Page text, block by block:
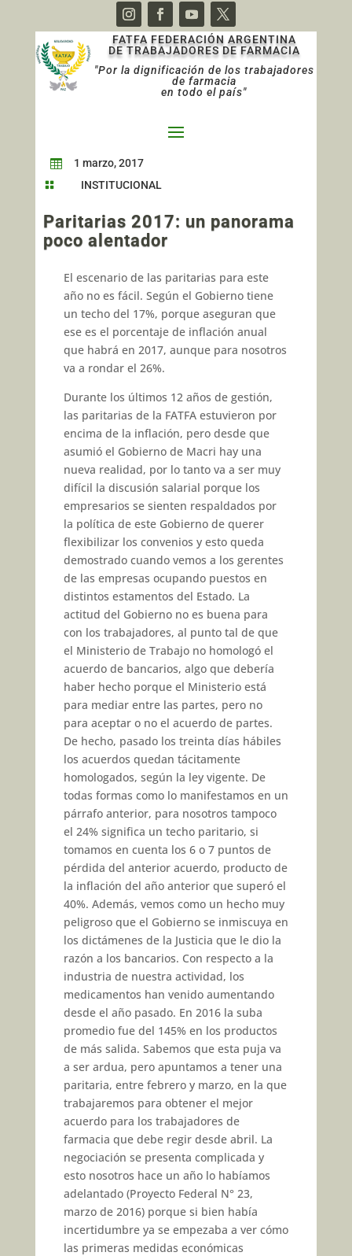
FATFA FEDERACIÓN ARGENTINA
DE TRABAJADORES DE FARMACIA
"Por la dignificación de los trabajadores
de farmacia
en todo el país"
 1 marzo, 2017
 INSTITUCIONAL
Paritarias 2017: un panorama
poco alentador
El escenario de las paritarias para este
año no es fácil. Según el Gobierno tiene
un techo del 17%, porque aseguran que
ese es el porcentaje de inflación anual
que habrá en 2017, aunque para nosotros
va a rondar el 26%.
Durante los últimos 12 años de gestión,
las paritarias de la FATFA estuvieron por
encima de la inflación, pero desde que
asumió el Gobierno de Macri hay una
nueva realidad, por lo tanto va a ser muy
difícil la discusión salarial porque los
empresarios se sienten respaldados por
la política de este Gobierno de querer
flexibilizar los convenios y esto queda
demostrado cuando vemos a los gerentes
de las empresas ocupando puestos en
distintos estamentos del Estado. La
actitud del Gobierno no es buena para
con los trabajadores, al punto tal de que
el Ministerio de Trabajo no homologó el
acuerdo de bancarios, algo que debería
haber hecho porque el Ministerio está
para mediar entre las partes, pero no
para aceptar o no el acuerdo de partes.
De hecho, pasado los treinta días hábiles
los acuerdos quedan tácitamente
homologados, según la ley vigente. De
todas formas como lo manifestamos en un
párrafo anterior, para nosotros tampoco
el 24% significa un techo paritario, si
tomamos en cuenta los 6 o 7 puntos de
pérdida del anterior acuerdo, producto de
la inflación del año anterior que superó el
40%. Además, vemos como un hecho muy
peligroso que el Gobierno se inmiscuya en
los dictámenes de la Justicia que le dio la
razón a los bancarios. Con respecto a la
industria de nuestra actividad, los
medicamentos han venido aumentando
desde el año pasado. En 2016 la suba
promedio fue del 145% en los productos
de más salida. Sabemos que esta puja va
a ser ardua, pero apuntamos a tener una
paritaria, entre febrero y marzo, en la que
trabajaremos para obtener el mejor
acuerdo para los trabajadores de
farmacia que debe regir desde abril. La
negociación se presenta complicada y
esto nosotros hace un año lo habíamos
adelantado (Proyecto Federal N° 23,
marzo de 2016) porque si bien había
incertidumbre ya se empezaba a ver cómo
las primeras medidas económicas